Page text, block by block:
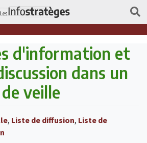
d'information et
dans un
veille
, Liste de diffusion, Liste de